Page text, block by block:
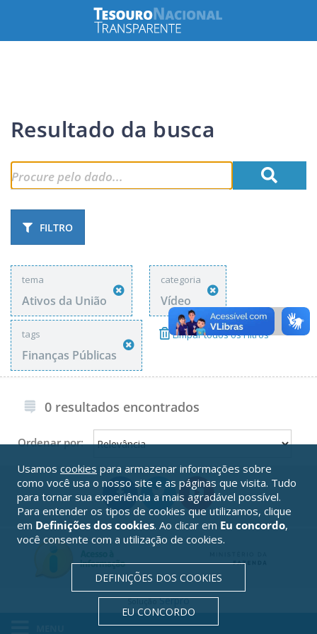
Resultado da busca
FILTRO
tema
Ativos da União
categoria
Vídeo
tags
Finanças Públicas
Limpar todos os Filtros
0 resultados encontrados
Ordenar por:
SoluçãoSerpro
Usamos cookies para armazenar informações sobre
como você usa o nosso site e as páginas que visita. Tudo
para tornar sua experiência a mais agradável possível.
Para entender os tipos de cookies que utilizamos, clique
em Definições dos cookies. Ao clicar em Eu concordo,
você consente com a utilização de cookies.
DEFINIÇÕES DOS COOKIES
EU CONCORDO